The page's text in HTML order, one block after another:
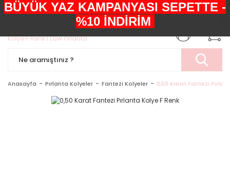
+90552 303 05 29
Anasayfa Pırlanta Kolyeler Fantezi Kolyeler 0,50 Karat Fantezi
BÜYÜK YAZ KAMPANYASI SEPETTE -
%10 İNDİRİM